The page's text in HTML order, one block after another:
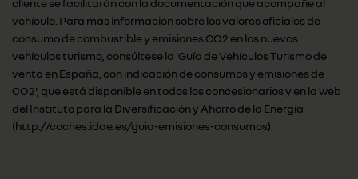
cliente se facilitarán con la documentación que acompañe al
vehículo. Para más información sobre los valores oficiales de
consumo de combustible y emisiones CO2 en los nuevos
vehículos turismo, consúltese la 'Guía de Vehículos Turismo de
venta en España, con indicación de consumos y emisiones de
CO2', que está disponible en todos los concesionarios y en la web
del Instituto para la Diversificación y Ahorro de la Energía
(http://coches.idae.es/guia-emisiones-consumos).